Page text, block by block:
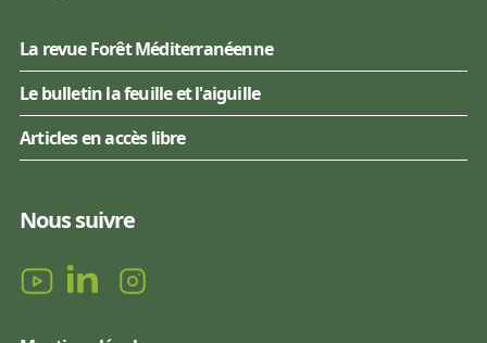
La revue Forêt Méditerranéenne
Le bulletin la feuille et l'aiguille
Articles en accès libre
Nous suivre